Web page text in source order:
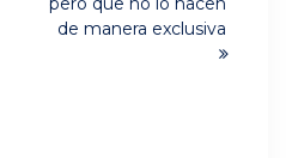
de manera exclusiva